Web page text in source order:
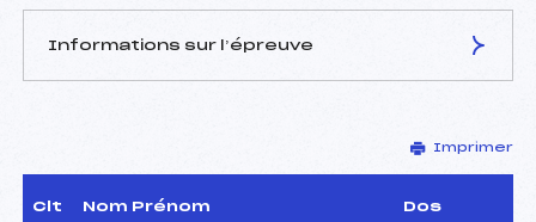
Informations sur l’épreuve
TICHIT PHILIPPE (MJ)
D.T Adjoint :
DURAND POUDRET
GERARD (DA)
Imprimer
Clt Nom Prénom Dos